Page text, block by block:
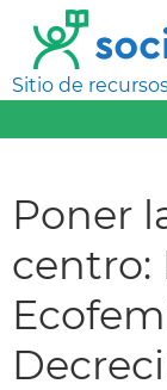
Sitio de
Poner
centro: